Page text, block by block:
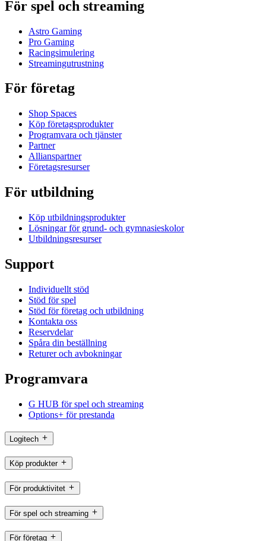
För spel och streaming
Astro Gaming
Pro Gaming
Racingsimulering
Streamingutrustning
För företag
Shop Spaces
Köp företagsprodukter
Programvara och tjänster
Partner
Allianspartner
Företagsresurser
För utbildning
Köp utbildningsprodukter
Lösningar för grund- och gymnasieskolor
Utbildningsresurser
Support
Individuellt stöd
Stöd för spel
Stöd för företag och utbildning
Kontakta oss
Reservdelar
Spåra din beställning
Returer och avbokningar
Programvara
G HUB för spel och streaming
Options+ för prestanda
Logitech
Köp produkter
För produktivitet
För spel och streaming
För företag